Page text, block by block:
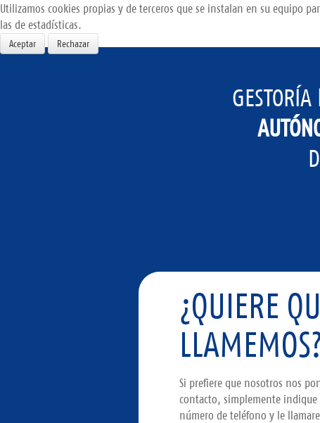
GESTORÍA
¿QUIERE
Si prefiere que nosotros nos
contacto, simplemente indique
número de teléfono y le
Utilizamos cookies propias y de terceros que se instalan en su equipo
las de estadísticas.
Aceptar Rechazar